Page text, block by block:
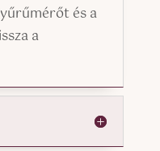
és a
a